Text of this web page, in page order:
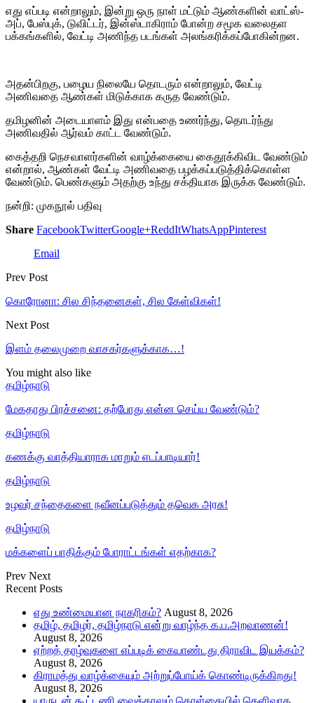
எது எப்படி என்றாலும், இன்று ஒரு நாள் மட்டும் ஆண்களின் வாட்ஸ்-
அப், பேஸ்புக், டுவிட்டர், இன்ஸ்டாகிராம் போன்ற சமூக வலைதள
பக்கங்களில், வேட்டி அணிந்த படங்கள் அலங்கரிக்கப்போகின்றன.
அதன்பிறகு, பழைய நிலையே தொடரும் என்றாலும், வேட்டி
அணிவதை ஆண்கள் மிடுக்காக கருத வேண்டும்.
தமிழனின் அடையாளம் இது என்பதை உணர்ந்து, தொடர்ந்து
அணிவதில் ஆர்வம் காட்ட வேண்டும்.
கைத்தறி நெசவாளர்களின் வாழ்க்கையை கைதூக்கிவிட வேண்டும்
என்றால், ஆண்கள் வேட்டி அணிவதை பழக்கப்படுத்திக்கொள்ள
வேண்டும். பெண்களும் அதற்கு உந்து சக்தியாக இருக்க வேண்டும்.
நன்றி: முகநூல் பதிவு
Share FacebookTwitterGoogle+ReddItWhatsAppPinterest
Email
Prev Post
கொரோனா: சில சிந்தனைகள், சில கேள்விகள்!
Next Post
இளம் தலைமுறை வாசகர்களுக்காக…!
You might also like
தமிழ்நாடு
மேகதாது பிரச்சனை: தற்போது என்ன செய்ய வேண்டும்?
தமிழ்நாடு
கணக்கு வாத்தியாராக மாறும் எடப்பாடியார்!
தமிழ்நாடு
உழவர் சந்தைகளை நவீனப்படுத்தும் தவெக அரசு!
தமிழ்நாடு
மக்களைப் பாதிக்கும் போராட்டங்கள் எதற்காக?
Prev Next
Recent Posts
எது உண்மையான நாகரிகம்? August 8, 2026
தமிழ், தமிழர், தமிழ்நாடு என்று வாழ்ந்த க.ப.அறவாணன்!
August 8, 2026
ஏற்றத் தாழ்வுகளை எப்படிக் கையாண்டது திராவிட இயக்கம்?
August 8, 2026
கிராமத்து வாழ்க்கையும் அற்றுப்போய்க் கொண்டிருக்கிறது!
August 8, 2026
யாருடன் கூட்டணி வைத்தாலும் கொள்கையில் தெளிவாக